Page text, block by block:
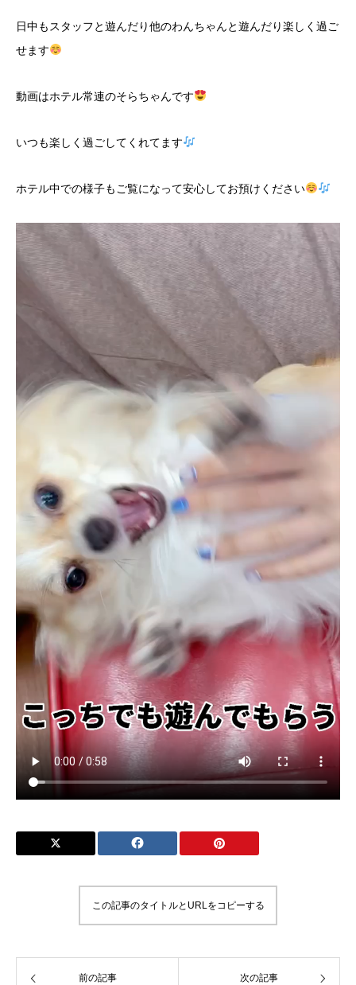
日中もスタッフと遊んだり他のわんちゃんと遊んだり楽しく過ご
せます
動画はホテル常連のそらちゃんです
いつも楽しく過ごしてくれてます
ホテル中での様子もご覧になって安心してお預けください
この記事のタイトルとURLをコピーする
前の記事 次の記事